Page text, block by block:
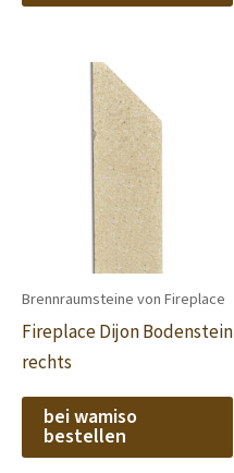
Brennraumsteine von Fireplace
Fireplace Dijon Bodenstein
rechts
bei wamiso
bestellen